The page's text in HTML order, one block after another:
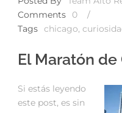
Comments
0
/
Tags chicago,
El Maratón de
Si estás leyendo
este post, es sin